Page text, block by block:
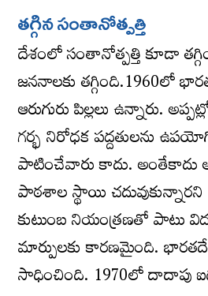
తగ్గిన సంతానోత్పత్తి
దేశంలో సంతానోత్పత్తి కూడా
జననాలకు తగ్గింది.1960లో
ఆరుగురు పిల్లలు ఉన్నారు.
గర్భ నిరోధక పద్దతులను
పాటించేవారు కాదు. అంతేకాదు
పాఠశాల స్థాయి
కుటుంబ నియంత్రణతో పాటు
మార్పులకు కారణమైంది.
సాధించింది. 1970లో దాదాపు